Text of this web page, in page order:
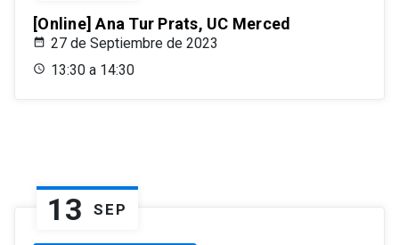
[Online] Ana Tur Prats, UC Merced
27 de Septiembre de 2023
13:30 a 14:30
13 SEP